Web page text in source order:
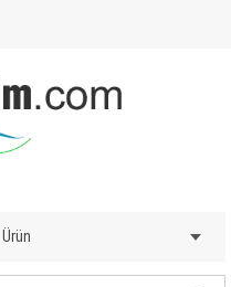
Ürün